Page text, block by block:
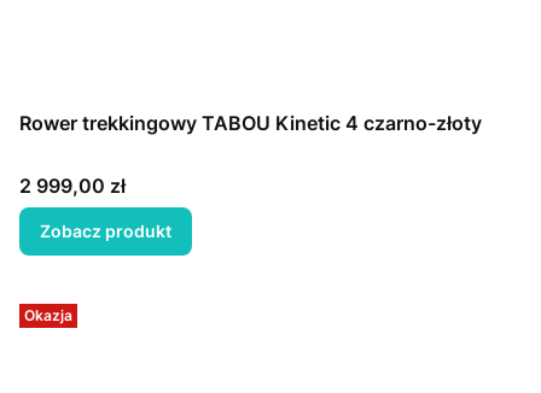
Rower trekkingowy TABOU Kinetic 4 czarno-złoty
Cena
2 999,00 zł
Zobacz produkt
Okazja